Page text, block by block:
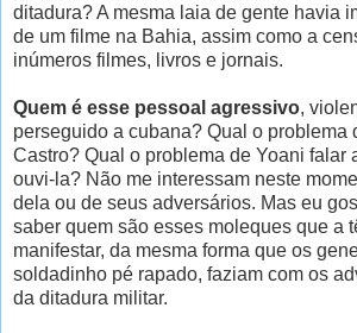
ditadura? A mesma laia de gente havia
de um filme na Bahia, assim como a
inúmeros filmes, livros e jornais.
Quem é esse pessoal agressivo,
perseguido a cubana? Qual o problema
Castro? Qual o problema de Yoani falar
ouvi-la? Não me interessam neste
dela ou de seus adversários. Mas eu
saber quem são esses moleques que a
manifestar, da mesma forma que os
soldadinho pé rapado, faziam com os
da ditadura militar.